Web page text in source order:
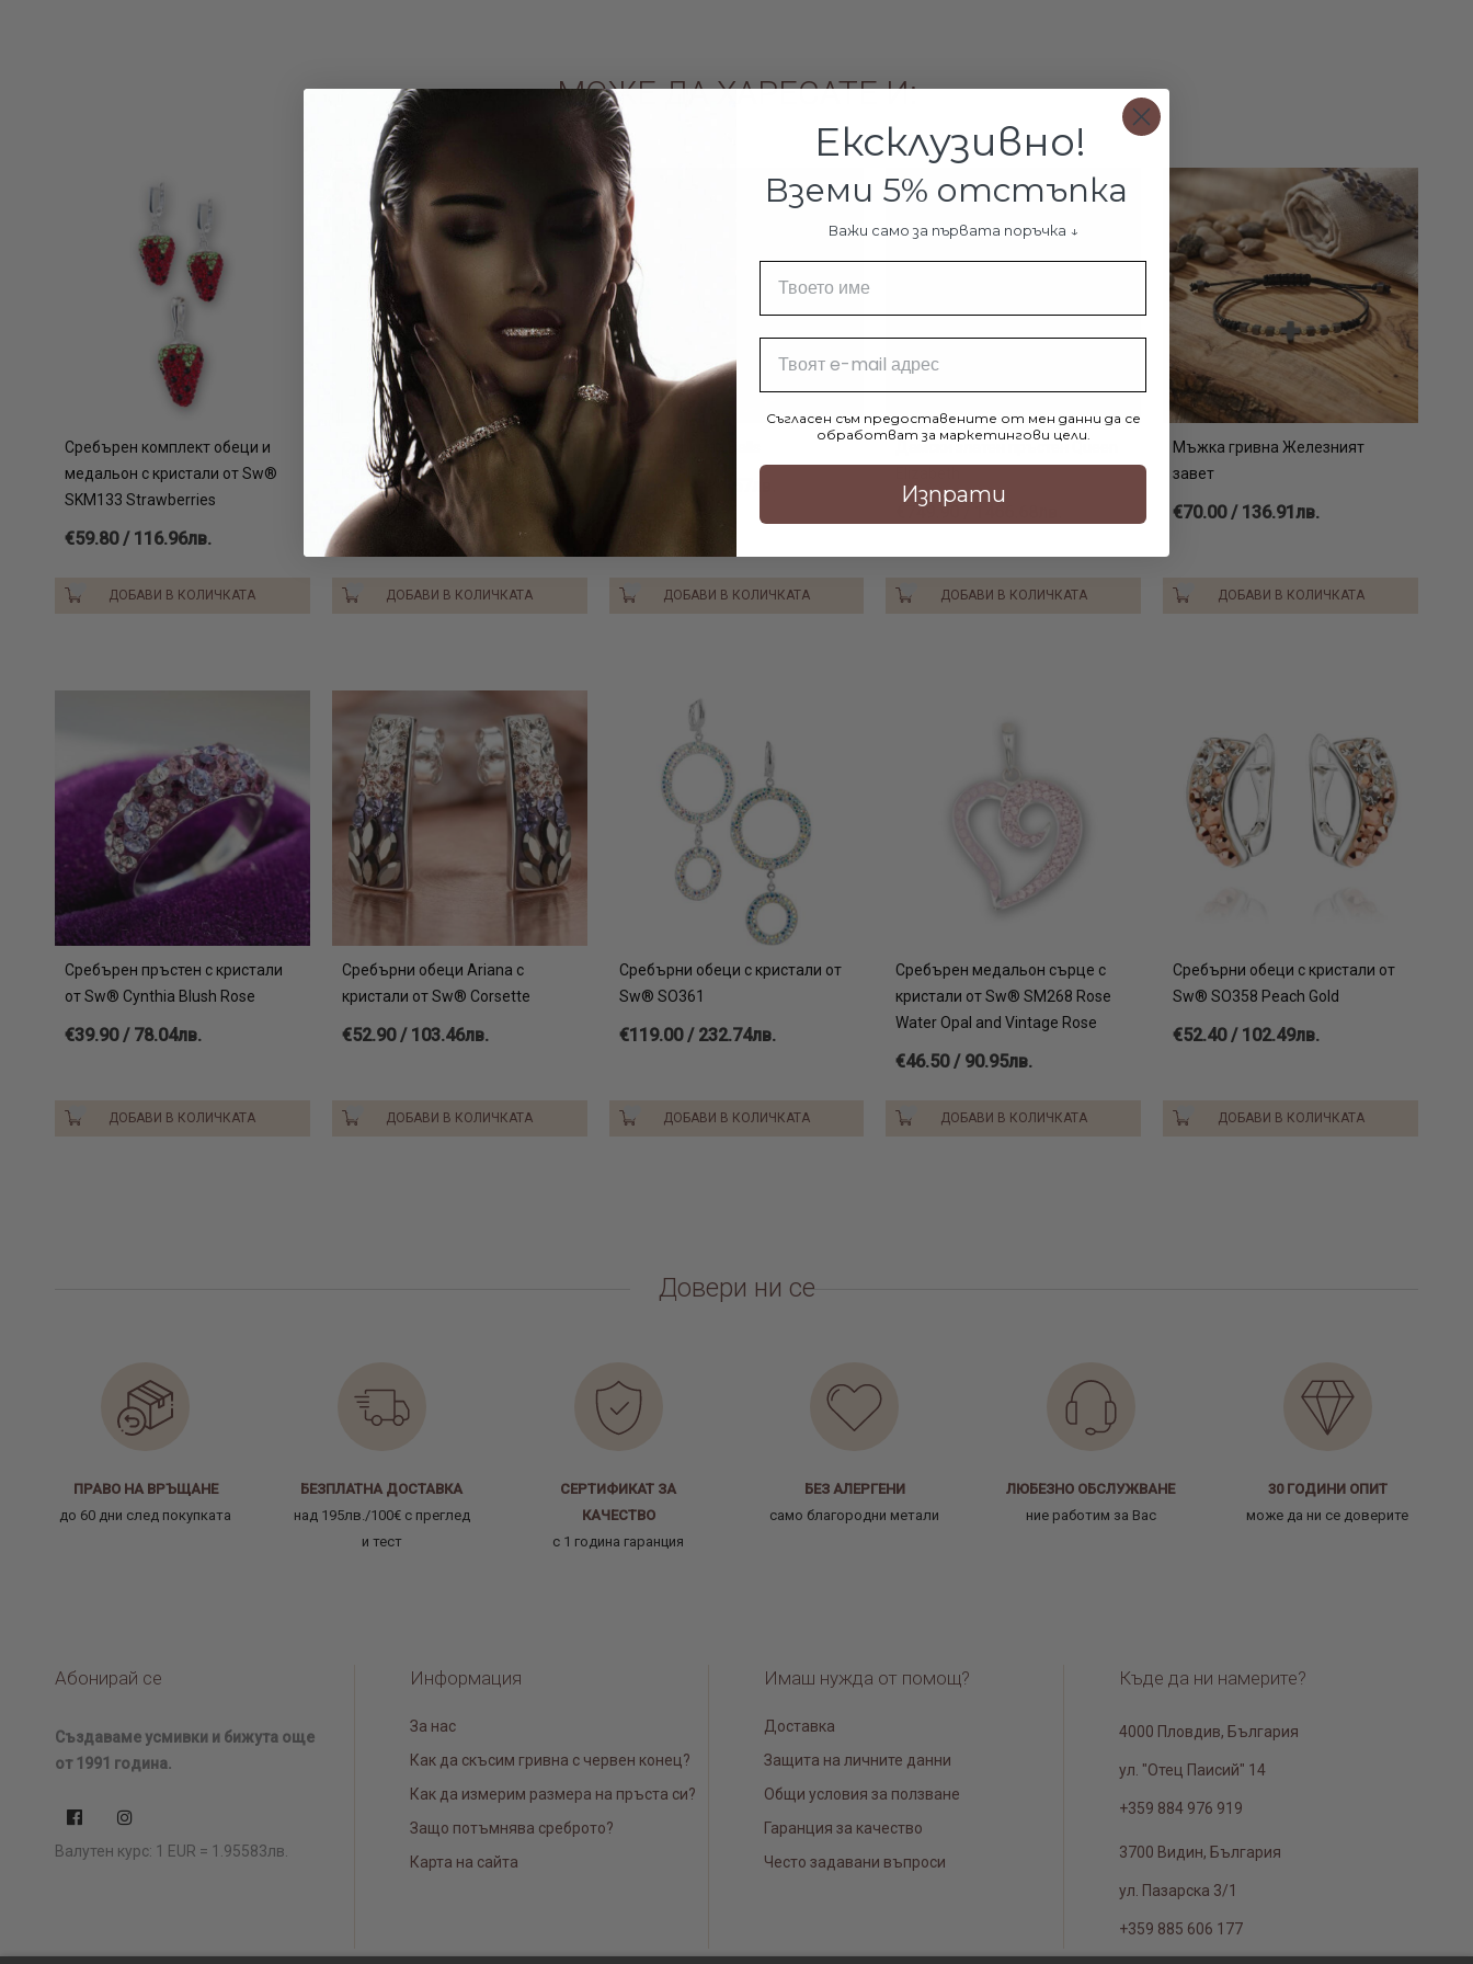
МОЖЕ ДА ХАРЕСАТЕ И:
Сребърен комплект обеци и
медальон с кристали от Sw®
SKM133 Strawberries
€59.80 / 116.96лв.
ДОБАВИ В КОЛИЧКАТА
Сребърен Пръстен Сърце С
Кристали От Sw® AB Crystal
€37.50 / 73.34лв.
ДОБАВИ В КОЛИЧКАТА
Златна гривна Balls
ДОБАВИ В КОЛИЧКАТА
Дамски златен пръстен Queen
€749.90 / 1466.68лв.
ДОБАВИ В КОЛИЧКАТА
Мъжка гривна Железният
завет
€70.00 / 136.91лв.
ДОБАВИ В КОЛИЧКАТА
Сребърен пръстен с кристали
от Sw® Cynthia Blush Rose
€39.90 / 78.04лв.
ДОБАВИ В КОЛИЧКАТА
Сребърни обеци Ariana с
кристали от Sw® Corsette
€52.90 / 103.46лв.
ДОБАВИ В КОЛИЧКАТА
Сребърни обеци с кристали от
Sw® SO361
€119.00 / 232.74лв.
ДОБАВИ В КОЛИЧКАТА
Сребърен медальон сърце с
кристали от Sw® SM268 Rose
Water Opal and Vintage Rose
€46.50 / 90.95лв.
ДОБАВИ В КОЛИЧКАТА
Сребърни обеци с кристали от
Sw® SO358 Peach Gold
€52.40 / 102.49лв.
ДОБАВИ В КОЛИЧКАТА
Довери ни се
ПРАВО НА ВРЪЩАНЕ
до 60 дни след покупката
БЕЗПЛАТНА ДОСТАВКА
над 195лв./100€ с преглед
и тест
СЕРТИФИКАТ ЗА
КАЧЕСТВО
с 1 година гаранция
БЕЗ АЛЕРГЕНИ
само благородни метали
ЛЮБЕЗНО ОБСЛУЖВАНЕ
ние работим за Вас
30 ГОДИНИ ОПИТ
може да ни се доверите
Абонирай се
Създаваме усмивки и бижута още
от 1991 година.
Валутен курс: 1 EUR = 1.95583лв.
Информация
За нас
Как да скъсим гривна с червен конец?
Как да измерим размера на пръста си?
Защо потъмнява среброто?
Карта на сайта
Имаш нужда от помощ?
Доставка
Защита на личните данни
Общи условия за ползване
Гаранция за качество
Често задавани въпроси
Къде да ни намерите?
4000 Пловдив, България
ул. "Отец Паисий" 14
+359 884 976 919
3700 Видин, България
ул. Пазарска 3/1
+359 885 606 177
Ексклузивно!
Вземи 5% отстъпка
Важи само за първата поръчка ↓
Съгласен съм предоставените от мен данни да се
обработват за маркетингови цели.
Изпрати